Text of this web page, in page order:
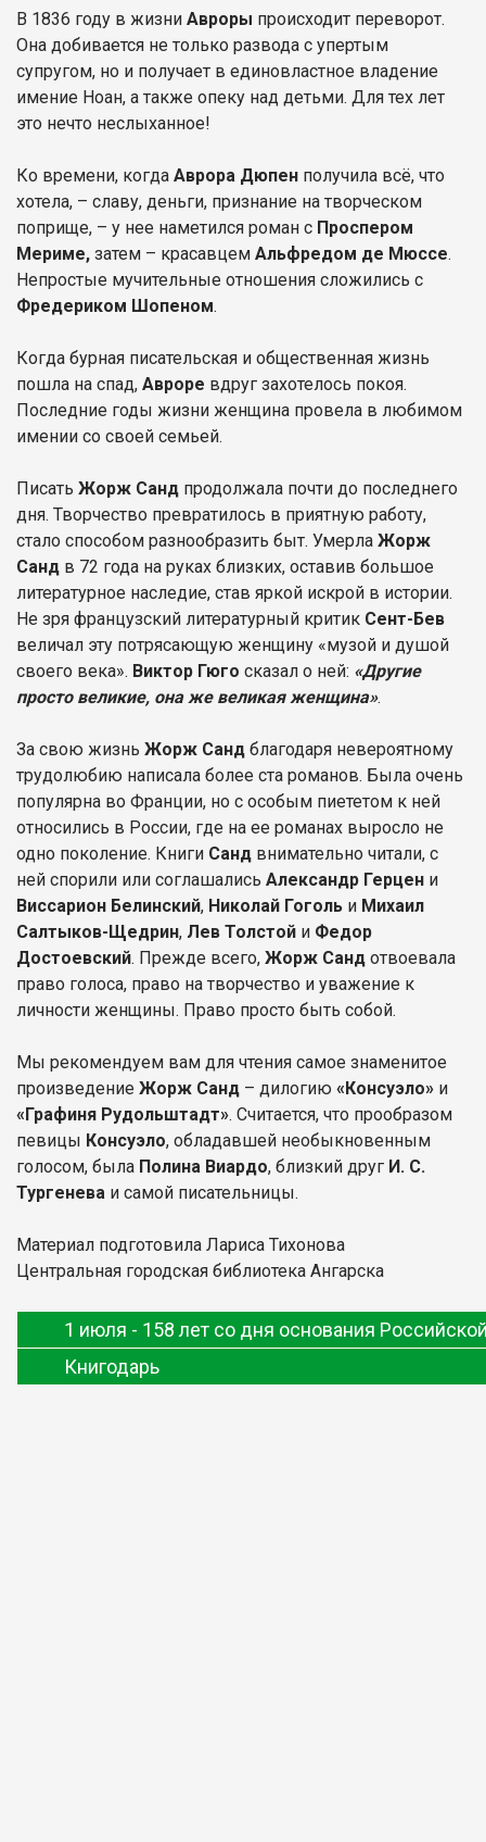
В 1836 году в жизни Авроры происходит переворот.
Она добивается не только развода с упертым
супругом, но и получает в единовластное владение
имение Ноан, а также опеку над детьми. Для тех лет
это нечто неслыханное!
Ко времени, когда Аврора Дюпен получила всё, что
хотела, – славу, деньги, признание на творческом
поприще, – у нее наметился роман с Проспером
Мериме, затем – красавцем Альфредом де Мюссе.
Непростые мучительные отношения сложились с
Фредериком Шопеном.
Когда бурная писательская и общественная жизнь
пошла на спад, Авроре вдруг захотелось покоя.
Последние годы жизни женщина провела в любимом
имении со своей семьей.
Писать Жорж Санд продолжала почти до последнего
дня. Творчество превратилось в приятную работу,
стало способом разнообразить быт. Умерла Жорж
Санд в 72 года на руках близких, оставив большое
литературное наследие, став яркой искрой в истории.
Не зря французский литературный критик Сент-Бев
величал эту потрясающую женщину «музой и душой
своего века». Виктор Гюго сказал о ней: «Другие
просто великие, она же великая женщина».
За свою жизнь Жорж Санд благодаря невероятному
трудолюбию написала более ста романов. Была очень
популярна во Франции, но с особым пиететом к ней
относились в России, где на ее романах выросло не
одно поколение. Книги Санд внимательно читали, с
ней спорили или соглашались Александр Герцен и
Виссарион Белинский, Николай Гоголь и Михаил
Салтыков-Щедрин, Лев Толстой и Федор
Достоевский. Прежде всего, Жорж Санд отвоевала
право голоса, право на творчество и уважение к
личности женщины. Право просто быть собой.
Мы рекомендуем вам для чтения самое знаменитое
произведение Жорж Санд – дилогию «Консуэло» и
«Графиня Рудольштадт». Считается, что прообразом
певицы Консуэло, обладавшей необыкновенным
голосом, была Полина Виардо, близкий друг И. С.
Тургенева и самой писательницы.
Материал подготовила Лариса Тихонова
Центральная городская библиотека Ангарска
1 июля - 158 лет со дня основания
Книгодарь